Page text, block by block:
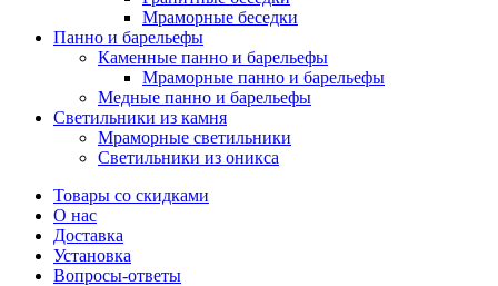
Мраморные беседки
Панно и барельефы
Каменные панно и барельефы
Мраморные панно и барельефы
Медные панно и барельефы
Светильники из камня
Мраморные светильники
Светильники из оникса
Товары со скидками
О нас
Доставка
Установка
Вопросы-ответы